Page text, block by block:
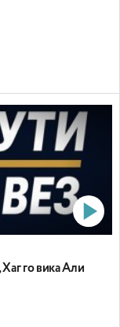
Хаг го вика Али